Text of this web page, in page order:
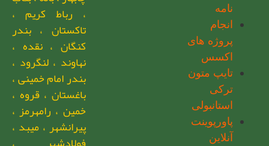
نامه
انجام
پروژه های
اکسس
تایپ متون
ترکی
استانبولی
پاورپوینت
آنلاین
، رباط کریم ،
تاکستان ، بندر
کنگان ، نقده ،
نهاوند ، لنگرود ،
بندر امام خمینی ،
باغستان ، قروه ،
خمین ، رامهرمز ،
پیرانشهر ، میبد ،